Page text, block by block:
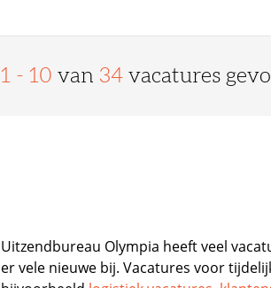
1 - 10 van 34 vacatures
Uitzendbureau Olympia heeft veel
er vele nieuwe bij. Vacatures voor